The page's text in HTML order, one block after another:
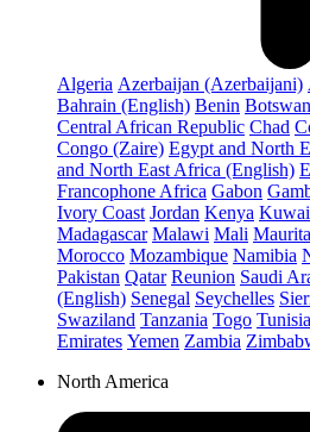
Algeria Azerbaijan (Azerbaijani)
Bahrain (English) Benin
Central African Republic Chad
Congo (Zaire) Egypt and North
and North East Africa (English)
Francophone Africa Gabon
Ivory Coast Jordan Kenya
Madagascar Malawi Mali
Morocco Mozambique Namibia
Pakistan Qatar Reunion Saudi
(English) Senegal Seychelles
Swaziland Tanzania Togo Tunisia
Emirates Yemen Zambia
North America